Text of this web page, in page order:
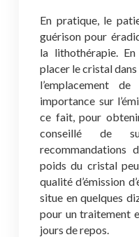
En pratique, le
guérison pour
la lithothérapie.
placer le cristal
l’emplacement
importance sur
ce fait, pour
conseillé de
recommandations
poids du cristal
qualité d’émission
situe en quelques
pour un traitement
jours de repos.